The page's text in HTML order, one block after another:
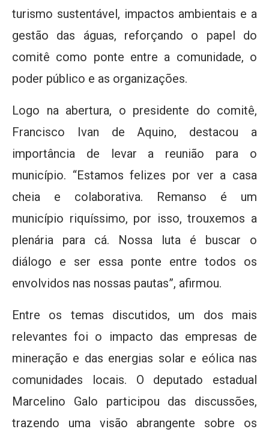
turismo sustentável, impactos ambientais e a
gestão das águas, reforçando o papel do
comitê como ponte entre a comunidade, o
poder público e as organizações.
Logo na abertura, o presidente do comitê,
Francisco Ivan de Aquino, destacou a
importância de levar a reunião para o
município. “Estamos felizes por ver a casa
cheia e colaborativa. Remanso é um
município riquíssimo, por isso, trouxemos a
plenária para cá. Nossa luta é buscar o
diálogo e ser essa ponte entre todos os
envolvidos nas nossas pautas”, afirmou.
Entre os temas discutidos, um dos mais
relevantes foi o impacto das empresas de
mineração e das energias solar e eólica nas
comunidades locais. O deputado estadual
Marcelino Galo participou das discussões,
trazendo uma visão abrangente sobre os